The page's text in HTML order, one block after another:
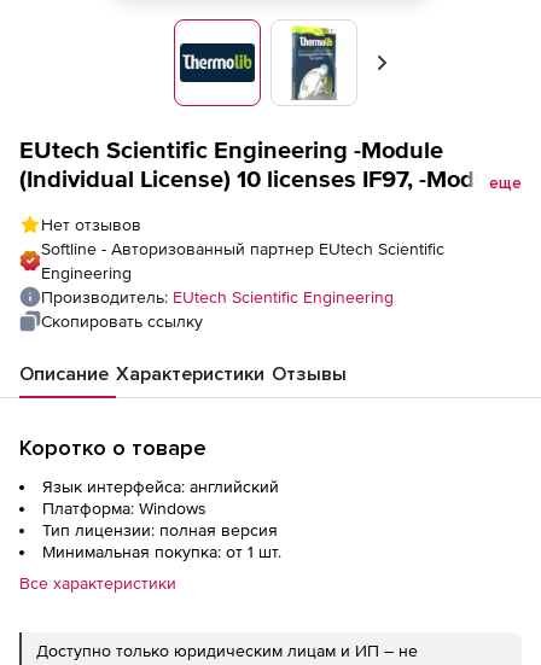
Вперед
EUtech Scientific Engineering -Module
(Individual License) 10 licenses IF97, -Module
еще
Нет отзывов
Softline - Авторизованный партнер EUtech Scientific
Engineering
Производитель: EUtech Scientific Engineering
Скопировать ссылку
Описание Характеристики Отзывы
Коротко о товаре
Язык интерфейса: английский
Платформа: Windows
Тип лицензии: полная версия
Минимальная покупка: от 1 шт.
Все характеристики
Доступно только юридическим лицам и ИП – не